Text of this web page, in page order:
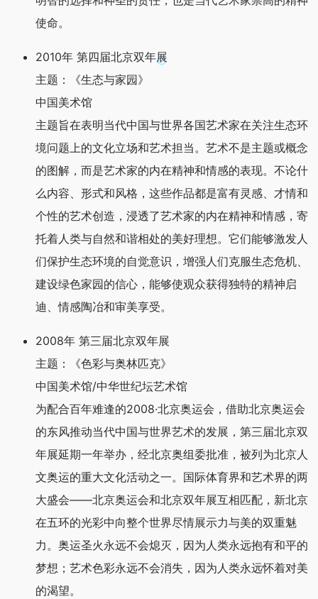
使命。
2010年 第四届北京双年展
主题：《生态与家园》
中国美术馆
主题旨在表明当代中国与世界各国艺术家在关注生态环
境问题上的文化立场和艺术担当。艺术不是主题或概念
的图解，而是艺术家的内在精神和情感的表现。不论什
么内容、形式和风格，这些作品都是富有灵感、才情和
个性的艺术创造，浸透了艺术家的内在精神和情感，寄
托着人类与自然和谐相处的美好理想。它们能够激发人
们保护生态环境的自觉意识，增强人们克服生态危机、
建设绿色家园的信心，能够使观众获得独特的精神启
迪、情感陶冶和审美享受。
2008年 第三届北京双年展
主题：《色彩与奥林匹克》
中国美术馆/中华世纪坛艺术馆
为配合百年难逢的2008·北京奥运会，借助北京奥运会
的东风推动当代中国与世界艺术的发展，第三届北京双
年展延期一年举办，经北京奥组委批准，被列为北京人
文奥运的重大文化活动之一。国际体育界和艺术界的两
大盛会——北京奥运会和北京双年展互相匹配，新北京
在五环的光彩中向整个世界尽情展示力与美的双重魅
力。奥运圣火永远不会熄灭，因为人类永远抱有和平的
梦想；艺术色彩永远不会消失，因为人类永远怀着对美
的渴望。